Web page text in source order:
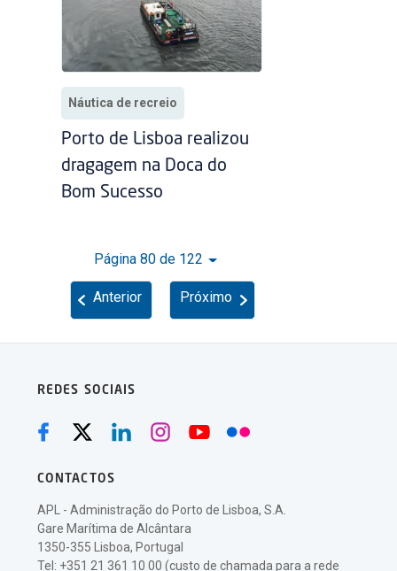
Náutica de recreio
Porto de Lisboa realizou
dragagem na Doca do
Bom Sucesso
Página 80 de 122
Anterior Próximo
REDES SOCIAIS
CONTACTOS
APL - Administração do Porto de Lisboa, S.A.
Gare Marítima de Alcântara
1350-355 Lisboa, Portugal
Tel: +351 21 361 10 00 (custo de chamada para a rede